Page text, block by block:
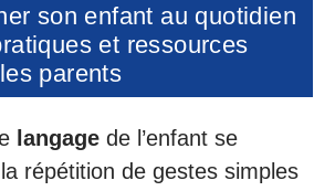
son enfant au quotidien
et ressources
parents
langage de l’enfant se
répétition de gestes simples